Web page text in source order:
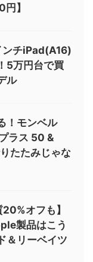
】
ンチiPad(A16)
5万円台で買
ル
！モンベル
ラス 50 &
たたみじゃな
オフも】
製品はこう
＆リーベイツ